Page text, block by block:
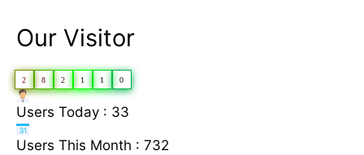
Our Visitor
2 8 2 1 1 0
Users Today : 33
Users This Month : 732